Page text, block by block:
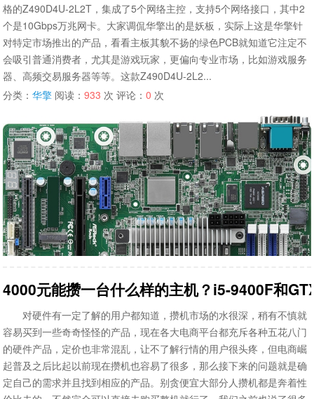
格的Z490D4U-2L2T，集成了5个网络主控，支持5个网络接口，其中2
个是10Gbps万兆网卡。大家调侃华擎出的是妖板，实际上这是华擎针
对特定市场推出的产品，看看主板其貌不扬的绿色PCB就知道它注定不
会吸引普通消费者，尤其是游戏玩家，更偏向专业市场，比如游戏服务
器、高频交易服务器等等。这款Z490D4U-2L2...
分类：华擎 阅读：933 次 评论：0 次
4000元能攒一台什么样的主机？i5-9400F和
对硬件有一定了解的用户都知道，攒机市场的水很深，稍有不慎就
容易买到一些奇奇怪怪的产品，现在各大电商平台都充斥各种五花八门
的硬件产品，定价也非常混乱，让不了解行情的用户很头疼，但电商崛
起普及之后比起以前现在攒机也容易了很多，那么接下来的问题就是确
定自己的需求并且找到相应的产品。别贪便宜大部分人攒机都是奔着性